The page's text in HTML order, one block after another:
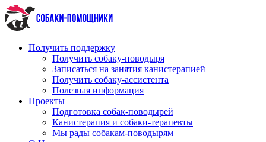
Перейти
к
содержимому
Получить поддержку
Получить собаку-поводыря
Записаться на занятия канистерапией
Получить собаку-ассистента
Полезная информация
Проекты
Подготовка собак-поводырей
Канистерапия и собаки-терапевты
Мы рады собакам-поводырям